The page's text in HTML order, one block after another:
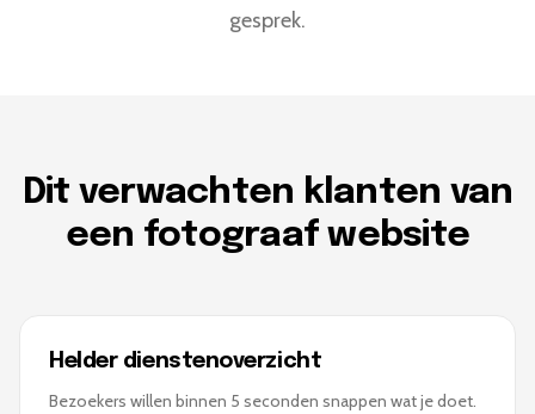
gesprek.
Dit verwachten klanten van
een fotograaf website
Helder dienstenoverzicht
Bezoekers willen binnen 5 seconden snappen wat je doet.